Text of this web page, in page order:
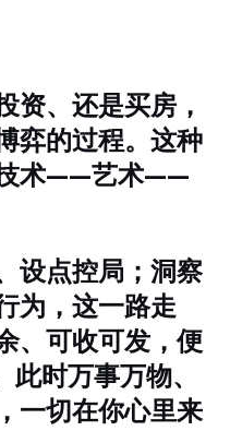
资、还是买房，
弈的过程。这种
技术——艺术——
设点控局；洞察
为，这一路走
、可收可发，便
时万事万物、
一切在你心里来